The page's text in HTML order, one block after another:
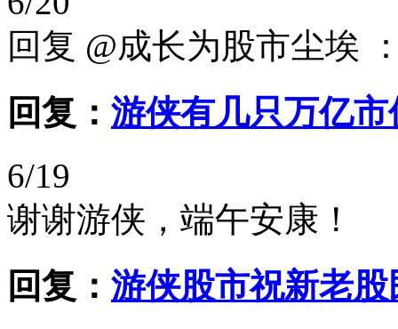
回复 @成长为股市尘埃
回复： 游侠有几只万亿
6/19
谢谢游侠，端午安康！
回复： 游侠股市祝新老